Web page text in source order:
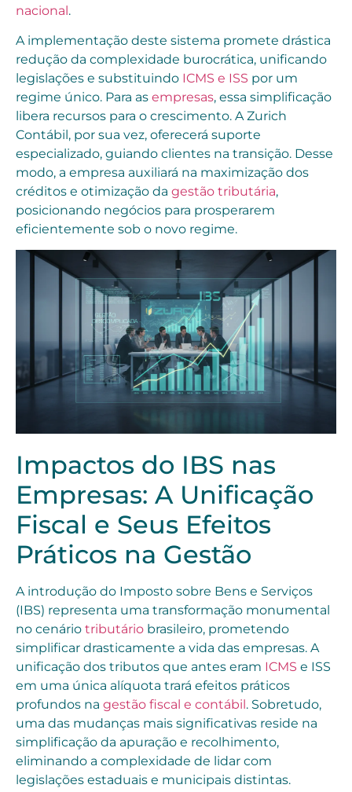
nacional.
A implementação deste sistema promete drástica
redução da complexidade burocrática, unificando
legislações e substituindo ICMS e ISS por um
regime único. Para as empresas, essa simplificação
libera recursos para o crescimento. A Zurich
Contábil, por sua vez, oferecerá suporte
especializado, guiando clientes na transição. Desse
modo, a empresa auxiliará na maximização dos
créditos e otimização da gestão tributária,
posicionando negócios para prosperarem
eficientemente sob o novo regime.
Impactos do IBS nas
Empresas: A Unificação
Fiscal e Seus Efeitos
Práticos na Gestão
A introdução do Imposto sobre Bens e Serviços
(IBS) representa uma transformação monumental
no cenário tributário brasileiro, prometendo
simplificar drasticamente a vida das empresas. A
unificação dos tributos que antes eram ICMS e ISS
em uma única alíquota trará efeitos práticos
profundos na gestão fiscal e contábil. Sobretudo,
uma das mudanças mais significativas reside na
simplificação da apuração e recolhimento,
eliminando a complexidade de lidar com
legislações estaduais e municipais distintas.